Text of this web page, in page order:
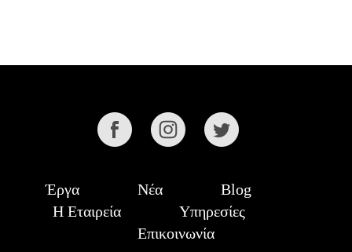
Έργα Νέα
Blog
Η Εταιρεία
Υπηρεσίες
Επικοινωνία